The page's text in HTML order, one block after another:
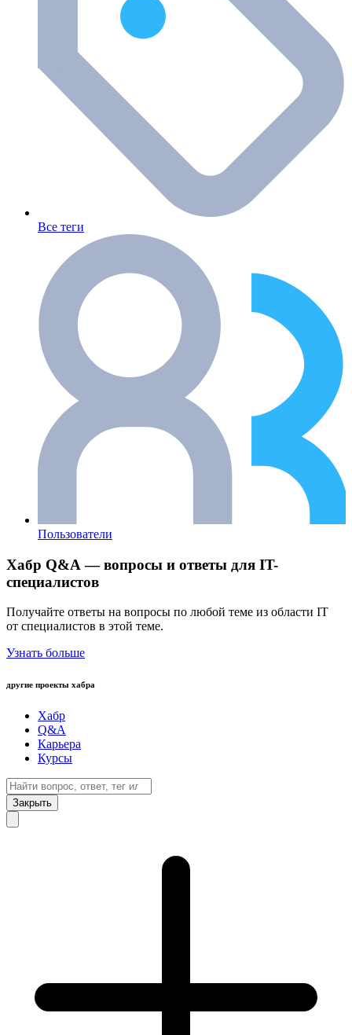
Все теги
Пользователи
Хабр Q&A — вопросы и ответы для IT-
специалистов
Получайте ответы на вопросы по любой теме из области IT
от специалистов в этой теме.
Узнать больше
другие проекты хабра
Хабр
Q&A
Карьера
Курсы
Закрыть